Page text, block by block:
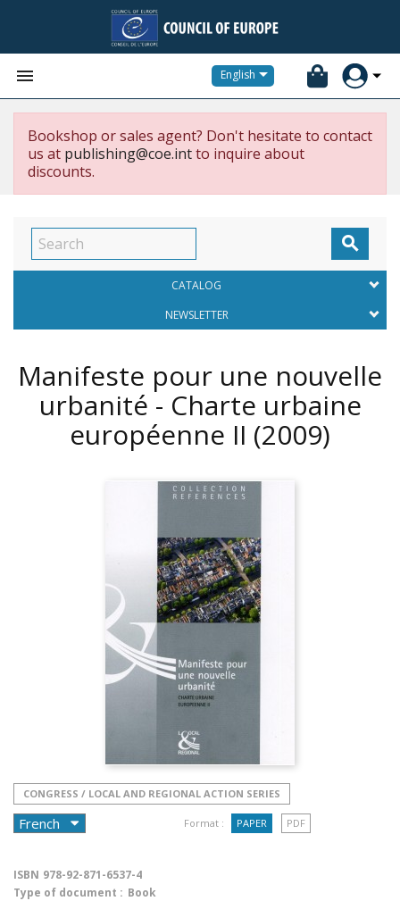
 English
Bookshop or sales agent? Don't hesitate to contact
us at publishing@coe.intto inquire about
discounts.

CATALOG
NEWSLETTER
Manifeste pour une nouvelle
urbanité - Charte urbaine
européenne II (2009)
CONGRESS / LOCAL AND REGIONAL ACTION SERIES
Format : PAPER PDF
ISBN 978-92-871-6537-4
Type of document : Book